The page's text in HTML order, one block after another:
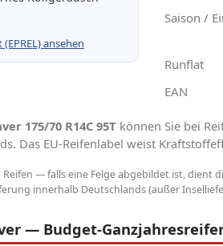
ansehen
Saison /
Runflat
EAN
175/70 R14C 95T können Sie bei
Das EU-Reifenlabel weist
— falls eine Felge abgebildet ist, dient
innerhalb Deutschlands (außer
— Budget-